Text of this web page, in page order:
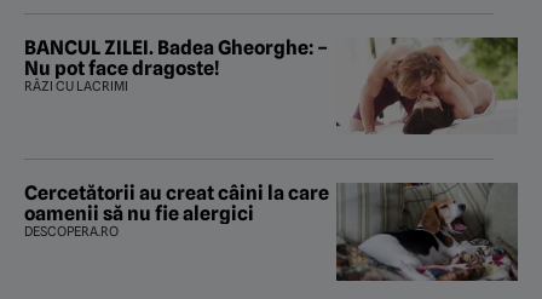
BANCUL ZILEI. Badea Gheorghe: –
Nu pot face dragoste!
RÂZI CU LACRIMI
Cercetătorii au creat câini la care
oamenii să nu fie alergici
DESCOPERA.RO